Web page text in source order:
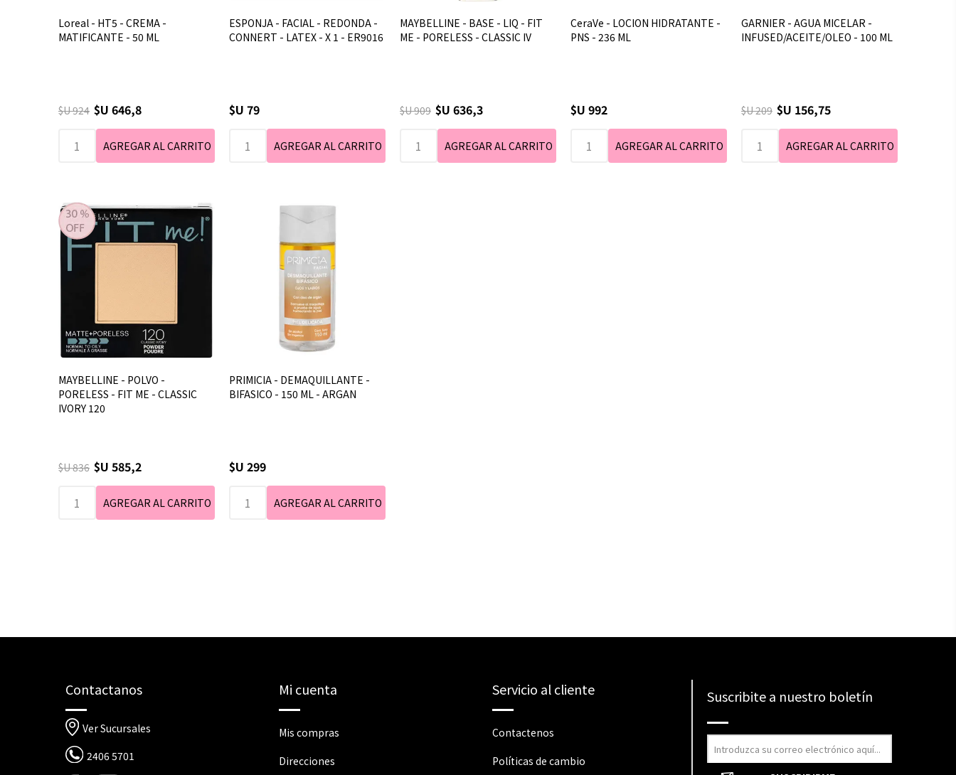
Loreal - HT5 - CREMA -
MATIFICANTE - 50 ML
$U 924 $U 646,8
ESPONJA - FACIAL - REDONDA -
CONNERT - LATEX - X 1 - ER9016
$U 79
MAYBELLINE - BASE - LIQ - FIT
ME - PORELESS - CLASSIC IV
$U 909 $U 636,3
CeraVe - LOCION HIDRATANTE -
PNS - 236 ML
$U 992
GARNIER - AGUA MICELAR -
INFUSED/ACEITE/OLEO - 100 ML
$U 209 $U 156,75
MAYBELLINE - POLVO -
PORELESS - FIT ME - CLASSIC
IVORY 120
$U 836 $U 585,2
PRIMICIA - DEMAQUILLANTE -
BIFASICO - 150 ML - ARGAN
$U 299
Contactanos
Ver Sucursales
2406 5701
Mi cuenta
Mis compras
Direcciones
Servicio al cliente
Contactenos
Políticas de cambio
Suscribite a nuestro boletín